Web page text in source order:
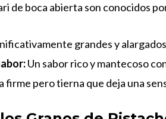
de boca abierta son conocidos
grandes y
Un sabor rico y mantecoso
firme pero tierna que deja una